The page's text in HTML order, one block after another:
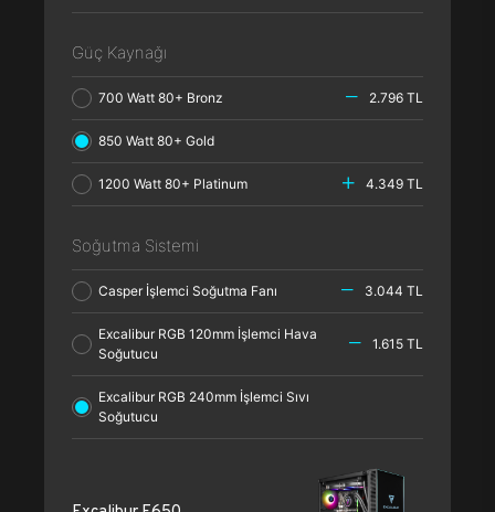
Güç Kaynağı
700 Watt 80+ Bronz 2.796 TL
850 Watt 80+ Gold
1200 Watt 80+ Platinum 4.349 TL
Soğutma Sistemi
Casper İşlemci Soğutma Fanı 3.044 TL
Excalibur RGB 120mm İşlemci Hava
Soğutucu
1.615 TL
Excalibur RGB 240mm İşlemci Sıvı
Soğutucu